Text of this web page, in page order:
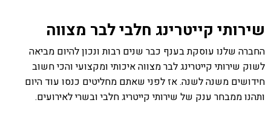
שירותי קייטרינג חלבי לבר מצווה
החברה שלנו עוסקת בענף כבר שנים רבות ונכון להיום מביאה
לשוק שירותי קייטרינג לבר מצווה איכותי ומקצועי והכי חשוב
חידושים משנה לשנה. אז לפני שאתם מחליטים כנסו עוד היום
ותהנו ממבחר ענק של שירותי קייטריג חלבי ובשרי לאירועים.